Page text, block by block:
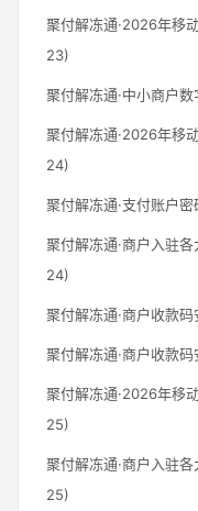
聚付解冻通·2026年移
23)
聚付解冻通·中小商户
聚付解冻通·2026年移
24)
聚付解冻通·支付账户
聚付解冻通·商户入驻
24)
聚付解冻通·商户收款
聚付解冻通·商户收款
聚付解冻通·2026年移
25)
聚付解冻通·商户入驻
25)